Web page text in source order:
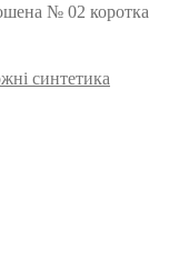
№ 02 коротка
синтетика